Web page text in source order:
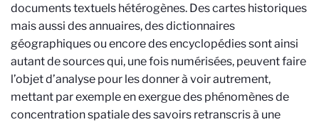
documents textuels hétérogènes. Des cartes historiques
mais aussi des annuaires, des dictionnaires
géographiques ou encore des encyclopédies sont ainsi
autant de sources qui, une fois numérisées, peuvent faire
l’objet d’analyse pour les donner à voir autrement,
mettant par exemple en exergue des phénomènes de
concentration spatiale des savoirs retranscris à une